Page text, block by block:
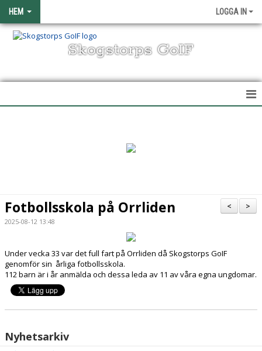
HEM LOGGA IN
Skogstorps GoIF
VÅRA LAG/TRÄNARE
AKTUELLA MATCHER
BOKA KLUBBLOKALEN
DOKUMENT
>
<
Fotbollsskola på Orrliden
2025-08-12 13:48
Under vecka 33 var det full fart på Orrliden då Skogstorps GoIF
genomför sin årliga fotbollsskola.
112 barn är i år anmälda och dessa leda av 11 av våra egna ungdomar.
Nyhetsarkiv